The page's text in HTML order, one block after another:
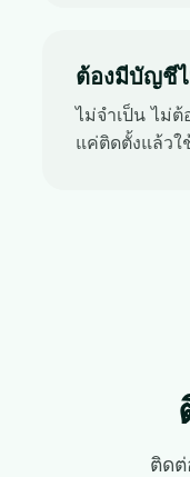
ต้องมีบัญชี
ไม่จำเป็น ไม่
แค่ติดตั้งแล้วใ
ติด